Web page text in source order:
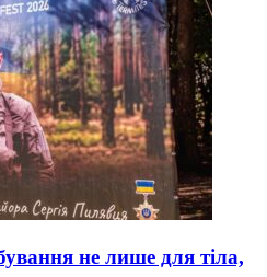
не лише для тіла,